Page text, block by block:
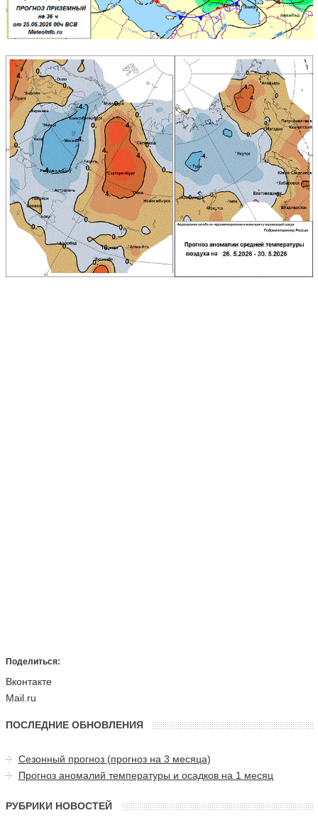
Поделиться:
Вконтакте
Mail.ru
ПОСЛЕДНИЕ ОБНОВЛЕНИЯ
Сезонный прогноз (прогноз на 3 месяца)
Прогноз аномалий температуры и осадков на 1 месяц
РУБРИКИ НОВОСТЕЙ